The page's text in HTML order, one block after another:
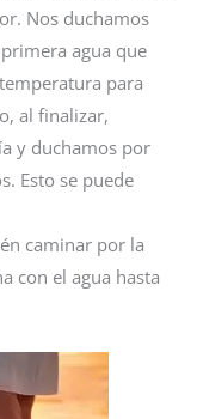
Nos duchamos
agua que
para
al finalizar,
y duchamos por
Esto se puede
caminar por la
con el agua hasta